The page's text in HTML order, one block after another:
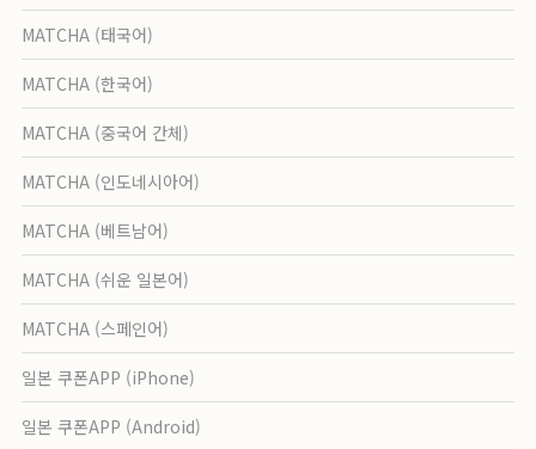
MATCHA (태국어)
MATCHA (한국어)
MATCHA (중국어 간체)
MATCHA (인도네시아어)
MATCHA (베트남어)
MATCHA (쉬운 일본어)
MATCHA (스페인어)
일본 쿠폰APP (iPhone)
일본 쿠폰APP (Android)